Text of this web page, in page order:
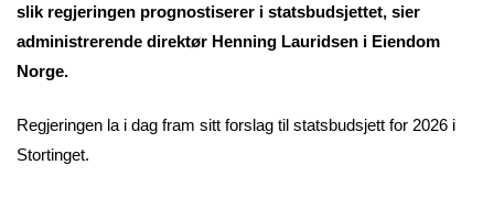
slik regjeringen prognostiserer i statsbudsjettet, sier
administrerende direktør Henning Lauridsen i Eiendom
Norge.
Regjeringen la i dag fram sitt forslag til statsbudsjett for 2026 i
Stortinget.